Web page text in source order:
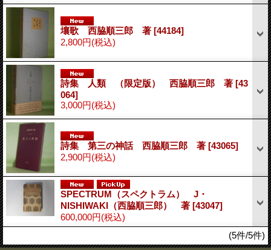
壤歌 西脇順三郎 著 [44184]
2,800円(税込)
詩集 人類 （限定版） 西脇順三郎 著 [43
064]
3,000円(税込)
詩集 第三の神話 西脇順三郎 著 [43065]
2,900円(税込)
SPECTRUM（スペクトラム） J・
NISHIWAKI（西脇順三郎） 著 [43047]
600,000円(税込)
(5件/5件)